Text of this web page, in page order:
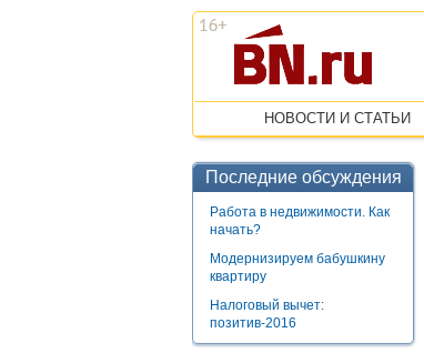
НОВОСТИ И СТАТЬИ
Последние обсуждения
Работа в недвижимости. Как
начать?
Модернизируем бабушкину
квартиру
Налоговый вычет:
позитив-2016